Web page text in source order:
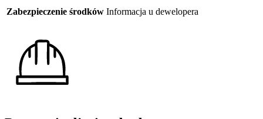
Zabezpieczenie środków Informacja u dewelopera